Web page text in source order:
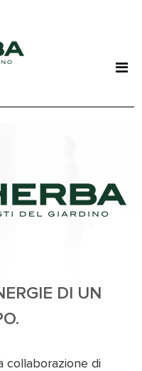
DI UN
collaborazione di